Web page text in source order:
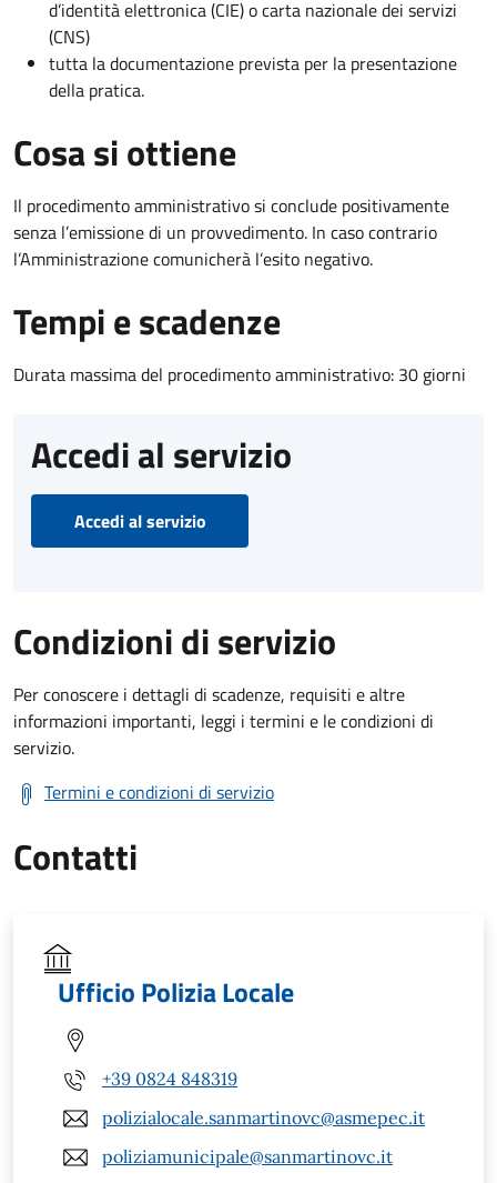
d’identità elettronica (CIE) o carta nazionale dei servizi
(CNS)
tutta la documentazione prevista per la presentazione
della pratica.
Cosa si ottiene
Il procedimento amministrativo si conclude positivamente
senza l’emissione di un provvedimento. In caso contrario
l’Amministrazione comunicherà l’esito negativo.
Tempi e scadenze
Durata massima del procedimento amministrativo: 30 giorni
Accedi al servizio
Accedi al servizio
Condizioni di servizio
Per conoscere i dettagli di scadenze, requisiti e altre
informazioni importanti, leggi i termini e le condizioni di
servizio.
Termini e condizioni di servizio
Contatti
Ufficio Polizia Locale
+39 0824 848319
polizialocale.sanmartinovc@asmepec.it
poliziamunicipale@sanmartinovc.it